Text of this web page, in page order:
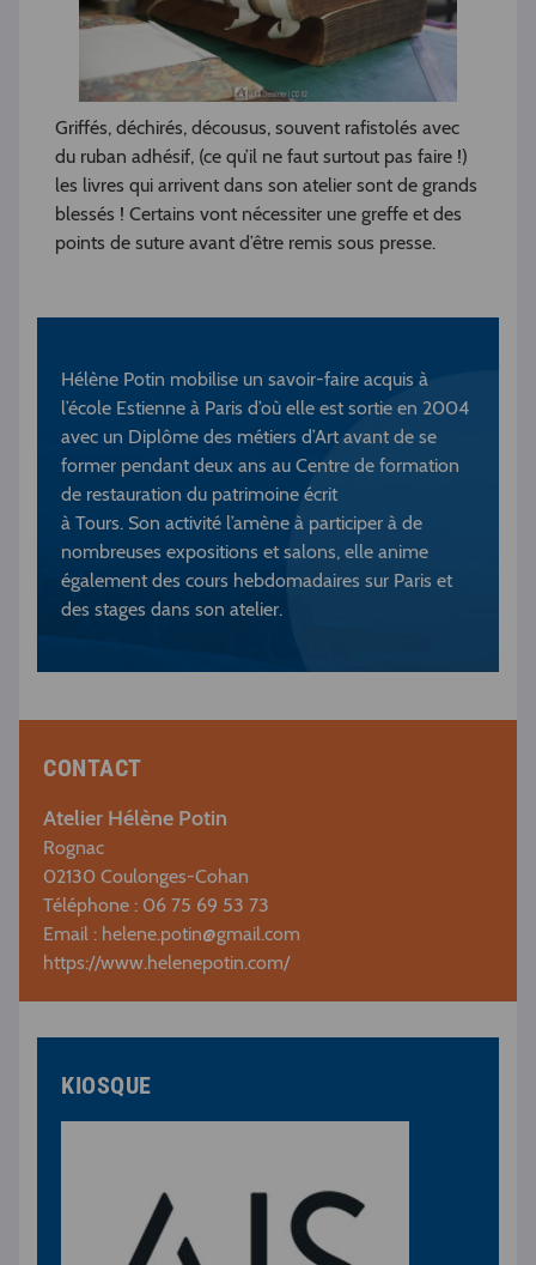
Griffés, déchirés, décousus, souvent rafistolés avec
du ruban adhésif, (ce qu’il ne faut surtout pas faire !)
les livres qui arrivent dans son atelier sont de grands
blessés ! Certains vont nécessiter une greffe et des
points de suture avant d’être remis sous presse.
Hélène Potin mobilise un savoir-faire acquis à
l’école Estienne à Paris d’où elle est sortie en 2004
avec un Diplôme des métiers d’Art avant de se
former pendant deux ans au Centre de formation
de restauration du patrimoine écrit
à Tours. Son activité l’amène à participer à de
nombreuses expositions et salons, elle anime
également des cours hebdomadaires sur Paris et
des stages dans son atelier.
CONTACT
Atelier Hélène Potin
Rognac
02130 Coulonges-Cohan
Téléphone : 06 75 69 53 73
Email : helene.potin@gmail.com
https://www.helenepotin.com/
KIOSQUE